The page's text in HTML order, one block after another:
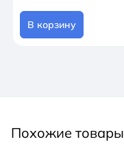
В корзину
Похожие товары